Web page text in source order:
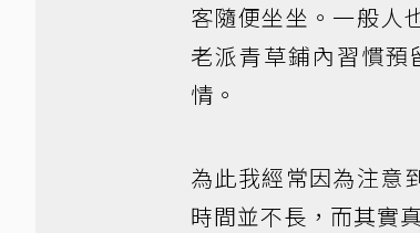
客隨便坐坐。一般人
老派青草鋪內習慣
情。
為此我經常因為注意
時間並不長，而其實